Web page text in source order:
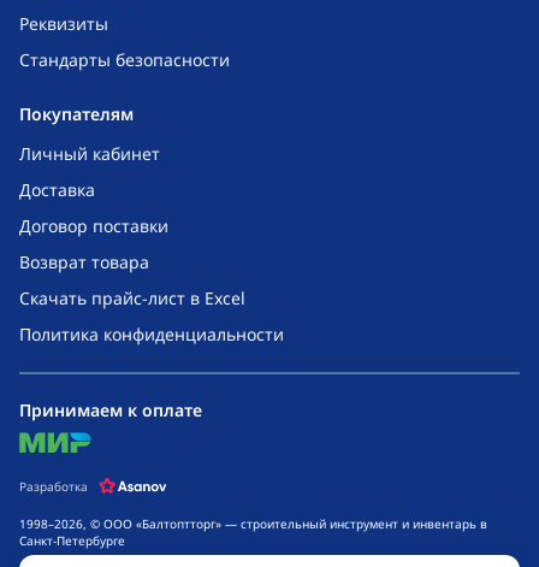
Реквизиты
Стандарты безопасности
Покупателям
Личный кабинет
Доставка
Договор поставки
Возврат товара
Скачать прайс-лист в Excel
Политика конфиденциальности
1998–2026, © ООО «Балтоптторг» — строительный инструмент и инвентарь в
Санкт-Петербурге
Принимаем к оплате
mir
Разработка